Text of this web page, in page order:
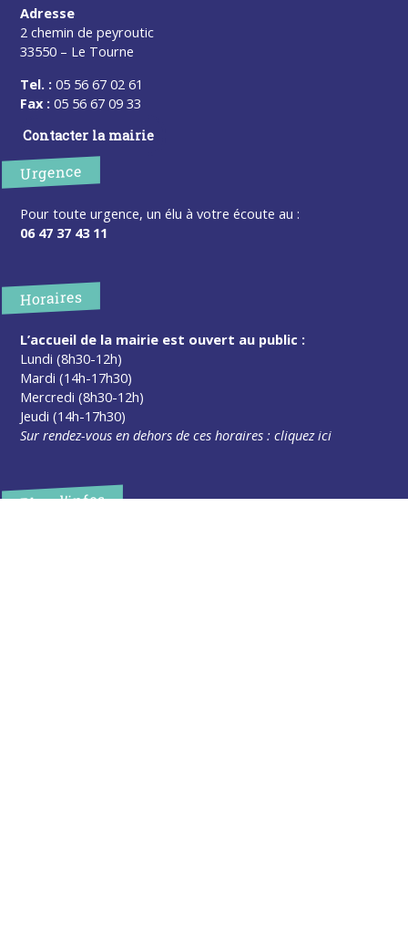
Adresse
2 chemin de peyroutic
33550 – Le Tourne
Tel. : 05 56 67 02 61
Fax : 05 56 67 09 33
Contacter la mairie
Urgence
Pour toute urgence, un élu à votre écoute au :
06 47 37 43 11
Horaires
L’accueil de la mairie est ouvert au public :
Lundi (8h30-12h)
Mardi (14h-17h30)
Mercredi (8h30-12h)
Jeudi (14h-17h30)
Sur rendez-vous en dehors de ces horaires :cliquez ici
Plus d’infos